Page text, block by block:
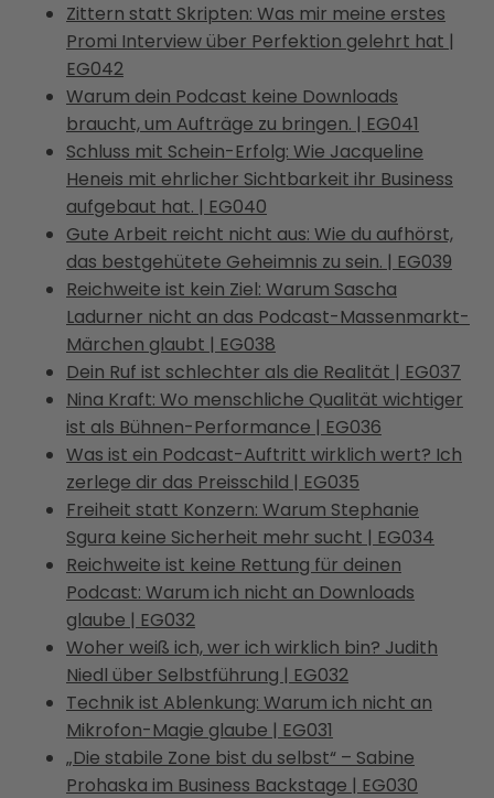
Zittern statt Skripten: Was mir meine erstes
Promi Interview über Perfektion gelehrt hat |
EG042
Warum dein Podcast keine Downloads
braucht, um Aufträge zu bringen. | EG041
Schluss mit Schein-Erfolg: Wie Jacqueline
Heneis mit ehrlicher Sichtbarkeit ihr Business
aufgebaut hat. | EG040
Gute Arbeit reicht nicht aus: Wie du aufhörst,
das bestgehütete Geheimnis zu sein. | EG039
Reichweite ist kein Ziel: Warum Sascha
Ladurner nicht an das Podcast-Massenmarkt-
Märchen glaubt | EG038
Dein Ruf ist schlechter als die Realität | EG037
Nina Kraft: Wo menschliche Qualität wichtiger
ist als Bühnen-Performance | EG036
Was ist ein Podcast-Auftritt wirklich wert? Ich
zerlege dir das Preisschild | EG035
Freiheit statt Konzern: Warum Stephanie
Sgura keine Sicherheit mehr sucht | EG034
Reichweite ist keine Rettung für deinen
Podcast: Warum ich nicht an Downloads
glaube | EG032
Woher weiß ich, wer ich wirklich bin? Judith
Niedl über Selbstführung | EG032
Technik ist Ablenkung: Warum ich nicht an
Mikrofon-Magie glaube | EG031
„Die stabile Zone bist du selbst“ – Sabine
Prohaska im Business Backstage | EG030